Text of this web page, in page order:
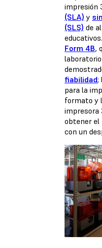
impresión
(SLA) y
(SLS) de
Form 4B,
fiabilidad;
para la
formato y
impresora
obtener el
con un